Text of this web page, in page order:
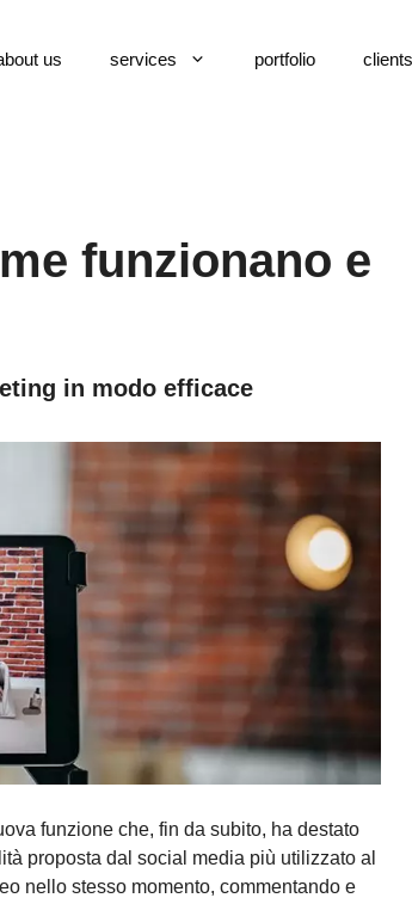
us services portfolio clients
funzionano e
in modo efficace
funzione che, fin da subito, ha destato
proposta dal social media più utilizzato al
nello stesso momento, commentando e